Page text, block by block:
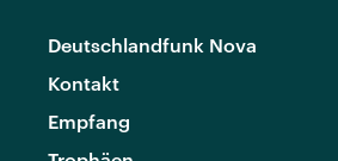
Deutschlandfunk Nova
Kontakt
Empfang